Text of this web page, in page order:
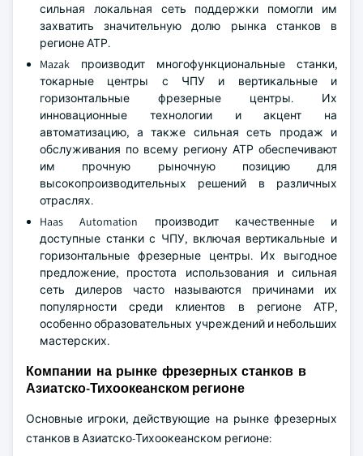
сильная локальная сеть поддержки помогли им
захватить значительную долю рынка станков в
регионе АТР.
Mazak производит многофункциональные станки,
токарные центры с ЧПУ и вертикальные и
горизонтальные фрезерные центры. Их
инновационные технологии и акцент на
автоматизацию, а также сильная сеть продаж и
обслуживания по всему региону АТР обеспечивают
им прочную рыночную позицию для
высокопроизводительных решений в различных
отраслях.
Haas Automation производит качественные и
доступные станки с ЧПУ, включая вертикальные и
горизонтальные фрезерные центры. Их выгодное
предложение, простота использования и сильная
сеть дилеров часто называются причинами их
популярности среди клиентов в регионе АТР,
особенно образовательных учреждений и небольших
мастерских.
Компании на рынке фрезерных станков в
Азиатско-Тихоокеанском регионе
Основные игроки, действующие на рынке фрезерных
станков в Азиатско-Тихоокеанском регионе: